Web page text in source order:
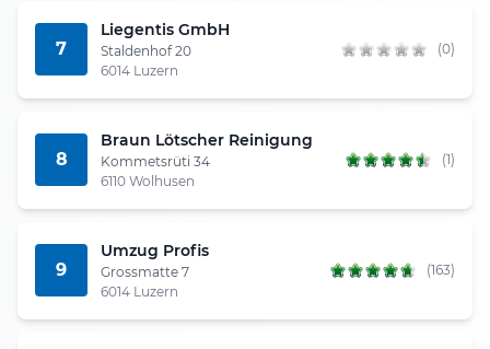
7
Liegentis GmbH
Staldenhof 20
6014 Luzern
(0)
8
Braun Lötscher Reinigung
Kommetsrüti 34
6110 Wolhusen
(1)
9
Umzug Profis
Grossmatte 7
6014 Luzern
(163)